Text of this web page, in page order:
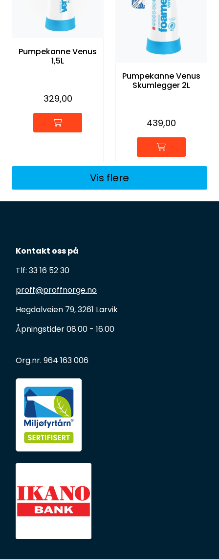
Pumpekanne Venus
1,5L
329,00
Pumpekanne Venus
Skumlegger 2L
439,00
Vis flere
Kontakt oss på
Tlf: 33 16 52 30
proff@proffnorge.no
Hegdalveien 79, 3261 Larvik
Åpningstider 08.00 - 16.00
Org.nr. 964 163 006